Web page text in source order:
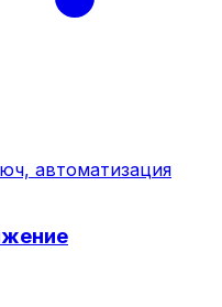
автоматизация